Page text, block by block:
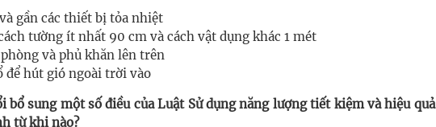
gần các thiết bị tỏa nhiệt
tường ít nhất 90 cm và cách vật dụng khác 1 mét
và phủ khăn lên trên
hút gió ngoài trời vào
bổ sung một số điều của Luật Sử dụng năng lượng tiết kiệm và hiệu quả
từ khi nào?